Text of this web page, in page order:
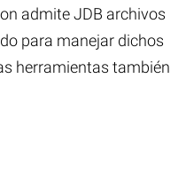
admite JDB archivos
para manejar dichos
herramientas también